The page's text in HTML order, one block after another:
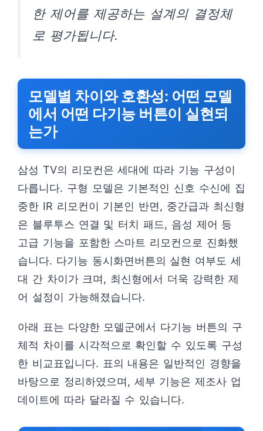
한 제어를 제공하는 설계의 결정체
로 평가됩니다.
모델별 차이와 호환성: 어떤 모델
에서 어떤 다기능 버튼이 실현되
는가
삼성 TV의 리모컨은 세대에 따라 기능 구성이
다릅니다. 구형 모델은 기본적인 신호 수신에 집
중한 IR 리모컨이 기본인 반면, 중간급과 최신형
은 블루투스 연결 및 터치 패드, 음성 제어 등
고급 기능을 포함한 스마트 리모컨으로 진화했
습니다. 다기능 동시화면버튼의 실현 여부도 세
대 간 차이가 크며, 최신형에서 더욱 강력한 제
어 설정이 가능해졌습니다.
아래 표는 다양한 모델군에서 다기능 버튼의 구
체적 차이를 시각적으로 확인할 수 있도록 구성
한 비교표입니다. 표의 내용은 일반적인 경향을
바탕으로 정리하였으며, 세부 기능은 제조사 업
데이트에 따라 달라질 수 있습니다.